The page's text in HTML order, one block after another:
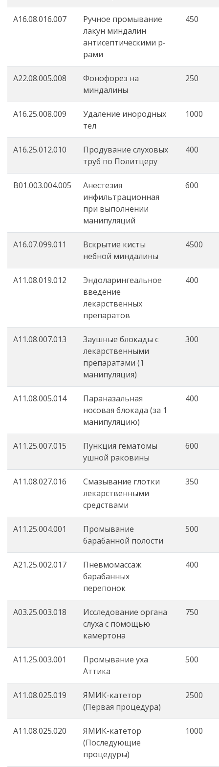
A16.08.016.007
Ручное промывание
лакун миндалин
антисептическими р-
рами
450
A22.08.005.008
Фонофорез на
миндалины
250
A16.25.008.009
Удаление инородных
тел
1000
A16.25.012.010
Продувание слуховых
труб по Политцеру
400
B01.003.004.005
Анестезия
инфильтрационная
при выполнении
манипуляций
600
А16.07.099.011
Вскрытие кисты
небной миндалины
4500
A11.08.019.012
Эндоларингеальное
введение
лекарственных
препаратов
400
A11.08.007.013
Заушные блокады с
лекарственными
препаратами (1
манипуляция)
300
A11.08.005.014
Параназальная
носовая блокада (за 1
манипуляцию)
400
А11.25.007.015
Пункция гематомы
ушной раковины
600
А11.08.027.016
Смазывание глотки
лекарственными
средствами
350
А11.25.004.001
Промывание
барабанной полости
500
A21.25.002.017
Пневмомассаж
барабанных
перепонок
400
A03.25.003.018
Исследование органа
слуха с помощью
камертона
750
А11.25.003.001
Промывание уха
Аттика
500
А11.08.025.019
ЯМИК-катетор
(Первая процедура)
2500
А11.08.025.020
ЯМИК-катетор
(Последующие
процедуры)
1000